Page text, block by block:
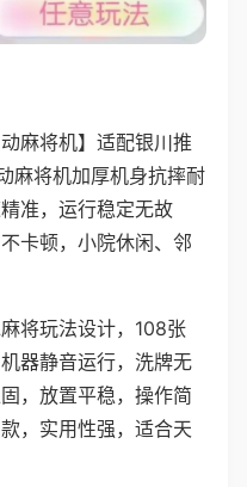
麻将机】适配银川推
麻将机加厚机身抗摔耐
准，运行稳定无故
卡顿，小院休闲、邻
将玩法设计，108张
器静音运行，洗牌无
，放置平稳，操作简
，实用性强，适合天